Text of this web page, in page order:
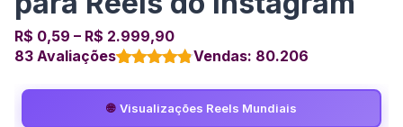
R$ 0,59 – R$ 2.999,90
83 Avaliações
como4.8
de 5, com
Vendas: 80.206
🌐 Visualizações Reels Mundiais